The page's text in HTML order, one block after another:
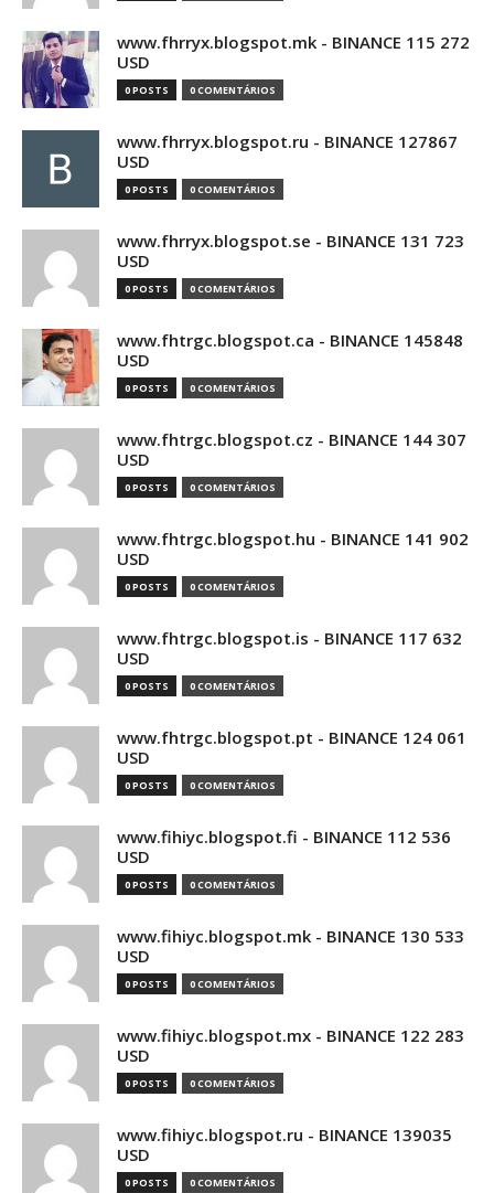
www.fhrryx.blogspot.mk - BINANCE 115 272
USD
0 POSTS 0 COMENTÁRIOS
www.fhrryx.blogspot.ru - BINANCE 127867
USD
0 POSTS 0 COMENTÁRIOS
www.fhrryx.blogspot.se - BINANCE 131 723
USD
0 POSTS 0 COMENTÁRIOS
www.fhtrgc.blogspot.ca - BINANCE 145848
USD
0 POSTS 0 COMENTÁRIOS
www.fhtrgc.blogspot.cz - BINANCE 144 307
USD
0 POSTS 0 COMENTÁRIOS
www.fhtrgc.blogspot.hu - BINANCE 141 902
USD
0 POSTS 0 COMENTÁRIOS
www.fhtrgc.blogspot.is - BINANCE 117 632
USD
0 POSTS 0 COMENTÁRIOS
www.fhtrgc.blogspot.pt - BINANCE 124 061
USD
0 POSTS 0 COMENTÁRIOS
www.fihiyc.blogspot.fi - BINANCE 112 536
USD
0 POSTS 0 COMENTÁRIOS
www.fihiyc.blogspot.mk - BINANCE 130 533
USD
0 POSTS 0 COMENTÁRIOS
www.fihiyc.blogspot.mx - BINANCE 122 283
USD
0 POSTS 0 COMENTÁRIOS
www.fihiyc.blogspot.ru - BINANCE 139035
USD
0 POSTS 0 COMENTÁRIOS